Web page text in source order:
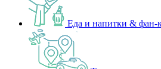
Еда и напитки & фан-